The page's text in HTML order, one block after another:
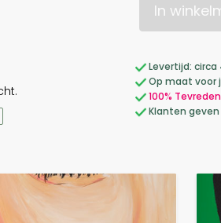
In
Levertijd:
Op maat voor
100%
Klanten